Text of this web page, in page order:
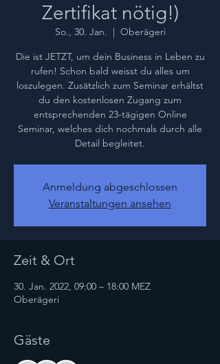
Zertifikat nötig!)
So., 30. Jan.
  |
Oberägeri
Die ist JETZT, um dein Business in Leben zu
rufen! Schon bald weisst du alles um
loszulegen. Zusätzlich zum Seminar erhältst
du den kostenlosen Zugang zum
entsprechenden 23-tägigen Online
Seminar, welches dich nochmals durch alle
Detail begleitet.
Anmeldung abgeschlossen
Veranstaltungen ansehen
Zeit & Ort
30. Jan. 2022, 09:00 – 18:00 MEZ
Oberägeri
Gäste